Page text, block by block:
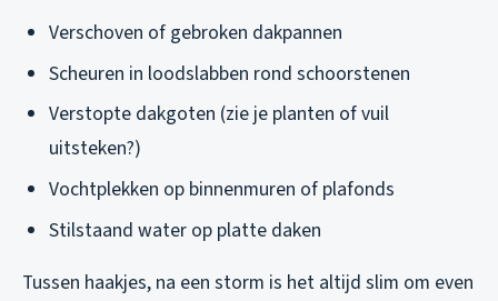
Verschoven of gebroken dakpannen
Scheuren in loodslabben rond schoorstenen
Verstopte dakgoten (zie je planten of vuil
uitsteken?)
Vochtplekken op binnenmuren of plafonds
Stilstaand water op platte daken
Tussen haakjes, na een storm is het altijd slim om even